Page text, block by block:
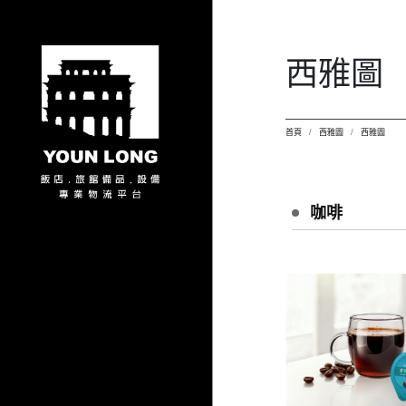
西雅圖
首頁 西雅圖 西雅圖
咖啡